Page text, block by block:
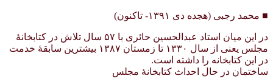
■ محمد رجبی (هجده دی ۱۳۹۱- تاکنون)
در این میان استاد عبدالحسین حائری با ۵۷ سال تلاش در کتابخانهٔ
مجلس یعنی از سال ۱۳۳۰ تا زمستان ۱۳۸۷ بیشترین سابقهٔ خدمت
در این کتابخانه را داشته است.
ساختمان در حال احداث کتابخانهٔ مجلس